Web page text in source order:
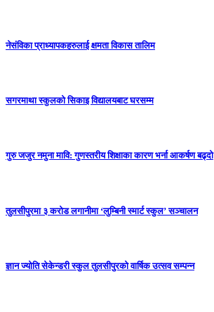
नेसंविका प्राध्यापकहरुलाई क्षमता विकास तालिम
सगरमाथा स्कुलको सिकाइ विद्यालयबाट घरसम्म
गुरु जजुर नमुना मावि: गुणस्तरीय शिक्षाका कारण भर्ना आकर्षण बढ्दो
तुलसीपुरमा ३ करोड लगानीमा ‘लुम्बिनी स्मार्ट स्कुल’ सञ्चालन
ज्ञान ज्योति सेकेन्डरी स्कुल तुलसीपुरको वार्षिक उत्सव सम्पन्न